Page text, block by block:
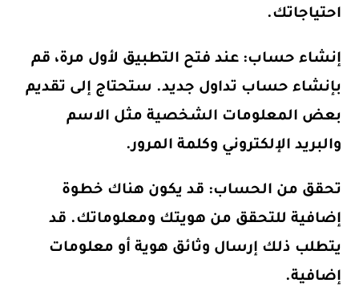
احتياجاتك.
إنشاء حساب: عند فتح التطبيق لأول مرة، قم
بإنشاء حساب تداول جديد. ستحتاج إلى تقديم
بعض المعلومات الشخصية مثل الاسم
والبريد الإلكتروني وكلمة المرور.
تحقق من الحساب: قد يكون هناك خطوة
إضافية للتحقق من هويتك ومعلوماتك. قد
يتطلب ذلك إرسال وثائق هوية أو معلومات
إضافية.